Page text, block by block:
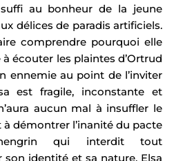
au bonheur de la jeune
délices de paradis artificiels.
comprendre pourquoi elle
écouter les plaintes d’Ortrud
ennemie au point de l’inviter
est fragile, inconstante et
aucun mal à insuffler le
démontrer l’inanité du pacte
qui interdit tout
identité et sa nature. Elsa